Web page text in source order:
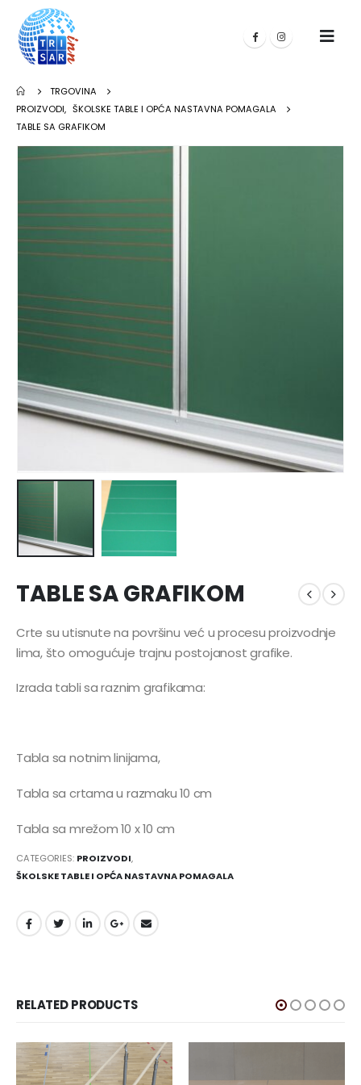
TRGOVINA
PROIZVODI, ŠKOLSKE TABLE I OPĆA NASTAVNA POMAGALA
TABLE SA GRAFIKOM
TABLE SA GRAFIKOM
Crte su utisnute na površinu već u procesu proizvodnje
lima, što omogućuje trajnu postojanost grafike.
Izrada tabli sa raznim grafikama:
Tabla sa notnim linijama,
Tabla sa crtama u razmaku 10 cm
Tabla sa mrežom 10 x 10 cm
CATEGORIES: PROIZVODI,
ŠKOLSKE TABLE I OPĆA NASTAVNA POMAGALA
RELATED PRODUCTS